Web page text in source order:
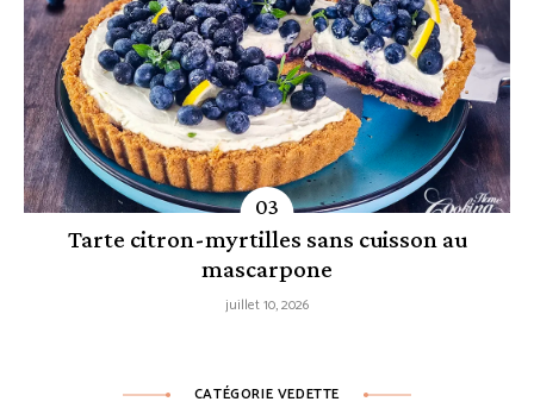
Tarte citron-myrtilles sans cuisson au
mascarpone
juillet 10, 2026
CATÉGORIE VEDETTE